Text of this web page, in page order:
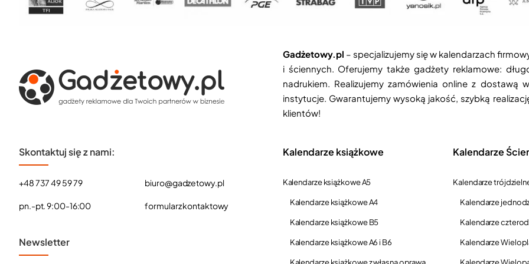
Gadżetowy.pl – specjalizujemy się w kalendarzach
i ściennych. Oferujemy także gadżety reklamowe:
nadrukiem. Realizujemy zamówienia online z dostawą
instytucje. Gwarantujemy wysoką jakość, szybką
klientów!
Skontaktuj się z nami:
+48 737 49 59 79
pn.-pt. 9:00-16:00
biuro@gadzetowy.pl
formularz kontaktowy
Newsletter
Kalendarze książkowe
Kalendarze książkowe A5
Kalendarze książkowe A4
Kalendarze książkowe B5
Kalendarze książkowe A6 i B6
Kalendarze
Kalendarze
Kalendarze
Kalendarze
Kalendarze